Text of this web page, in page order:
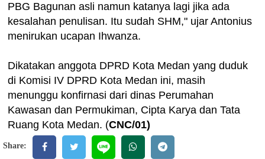
PBG Bagunan asli namun katanya lagi jika ada
kesalahan penulisan. Itu sudah SHM," ujar Antonius
menirukan ucapan Ihwanza.
Dikatakan anggota DPRD Kota Medan yang duduk
di Komisi IV DPRD Kota Medan ini, masih
menunggu konfirnasi dari dinas Perumahan
Kawasan dan Permukiman, Cipta Karya dan Tata
Ruang Kota Medan. (CNC/01)
Share: